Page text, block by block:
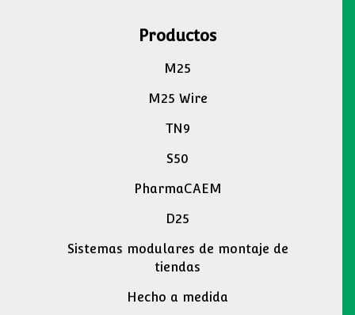
Productos
M25
M25 Wire
TN9
S50
PharmaCAEM
D25
Sistemas modulares de montaje de
tiendas
Hecho a medida